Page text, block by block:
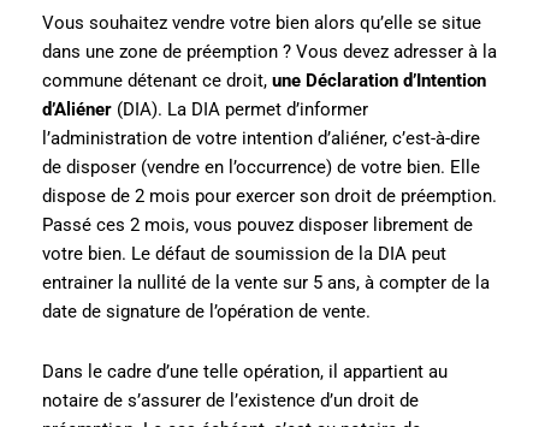
Vous souhaitez vendre votre bien alors qu’elle se situe
dans une zone de préemption ? Vous devez adresser à la
commune détenant ce droit, une Déclaration d’Intention
d’Aliéner (DIA). La DIA permet d’informer
l’administration de votre intention d’aliéner, c’est-à-dire
de disposer (vendre en l’occurrence) de votre bien. Elle
dispose de 2 mois pour exercer son droit de préemption.
Passé ces 2 mois, vous pouvez disposer librement de
votre bien. Le défaut de soumission de la DIA peut
entrainer la nullité de la vente sur 5 ans, à compter de la
date de signature de l’opération de vente.
Dans le cadre d’une telle opération, il appartient au
notaire de s’assurer de l’existence d’un droit de